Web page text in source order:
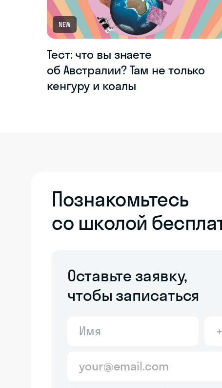
NEW
Тест: что вы знаете
об Австралии? Там не только
кенгуру и коалы
Познакомьтесь
со школой
Оставьте заявку,
чтобы записаться